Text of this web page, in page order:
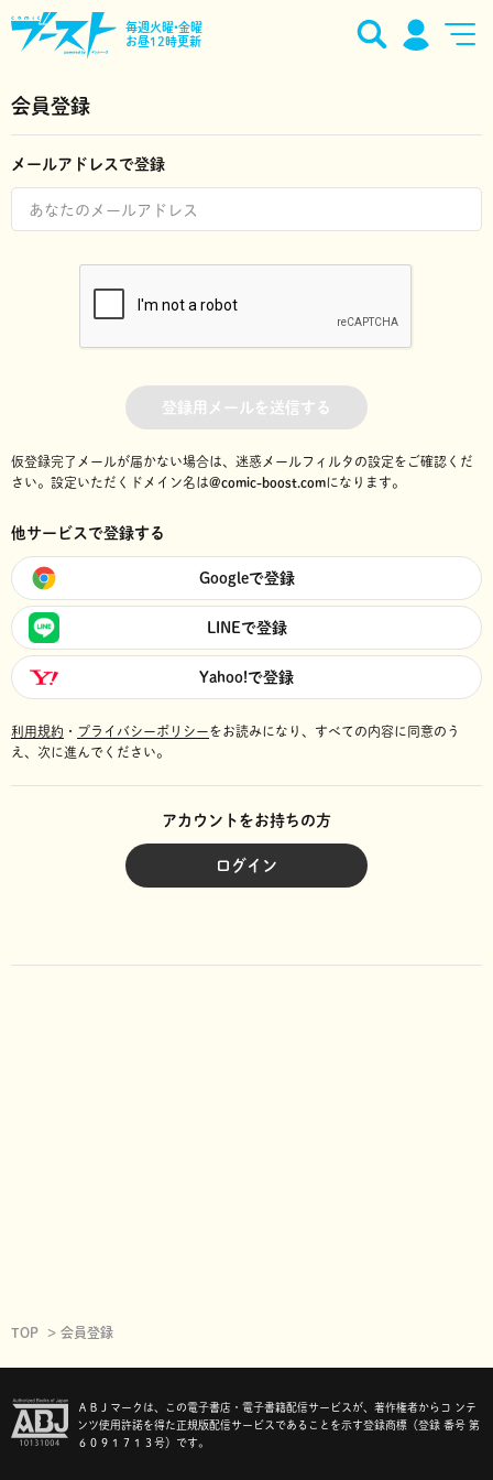
毎週火曜•金曜
お昼12時更新
会員登録
メールアドレスで登録
登録用メールを送信する
仮登録完了メールが届かない場合は、迷惑メールフィルタの設定をご確認くだ
さい。 設定いただくドメイン名は@comic-boost.comになります。
他サービスで登録する
Googleで登録
LINEで登録
Yahoo!で登録
利用規約 ・ プライバシーポリシーをお読みになり、 すべての内容に同意のう
え、次に進んでください。
アカウントをお持ちの方
ログイン
TOP 会員登録
ＡＢＪマークは、この電子書店・電子書籍配信サービスが、著作権者からコ ンテ
ンツ使用許諾を得た正規版配信サービスであることを示す登録商標（登録 番号 第
６０９１７１３号）です。